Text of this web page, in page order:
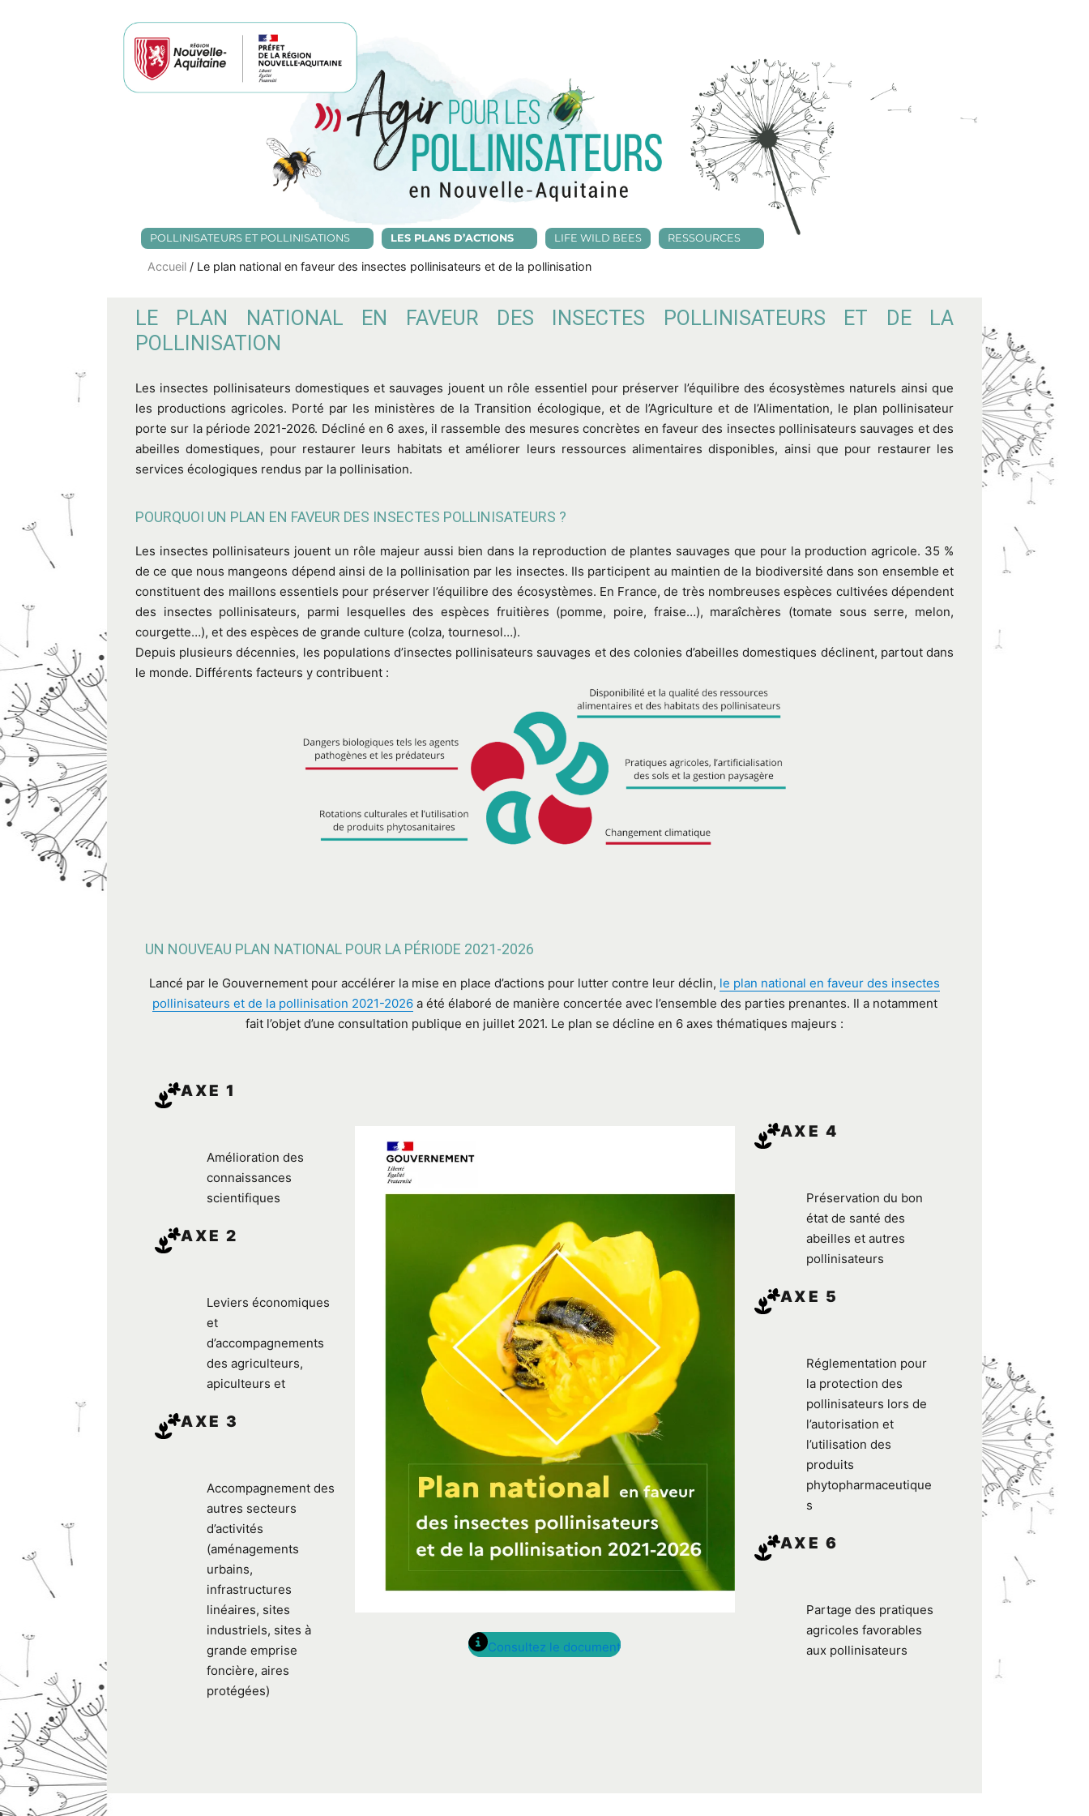
POLLINISATEURS ET POLLINISATIONS LES PLANS D’ACTIONS LIFE WILD BEES RESSOURCES
Accueil / Le plan national en faveur des insectes pollinisateurs et de la pollinisation
LE PLAN NATIONAL EN FAVEUR DES INSECTES POLLINISATEURS ET DE LA
POLLINISATION
Les insectes pollinisateurs domestiques et sauvages jouent un rôle essentiel pour préserver l’équilibre des écosystèmes naturels ainsi que
les productions agricoles. Porté par les ministères de la Transition écologique, et de l’Agriculture et de l’Alimentation, le plan pollinisateur
porte sur la période 2021-2026. Décliné en 6 axes, il rassemble des mesures concrètes en faveur des insectes pollinisateurs sauvages et des
abeilles domestiques, pour restaurer leurs habitats et améliorer leurs ressources alimentaires disponibles, ainsi que pour restaurer les
services écologiques rendus par la pollinisation.
POURQUOI UN PLAN EN FAVEUR DES INSECTES POLLINISATEURS ?
Les insectes pollinisateurs jouent un rôle majeur aussi bien dans la reproduction de plantes sauvages que pour la production agricole. 35 %
de ce que nous mangeons dépend ainsi de la pollinisation par les insectes. Ils participent au maintien de la biodiversité dans son ensemble et
constituent des maillons essentiels pour préserver l’équilibre des écosystèmes. En France, de très nombreuses espèces cultivées dépendent
des insectes pollinisateurs, parmi lesquelles des espèces fruitières (pomme, poire, fraise…), maraîchères (tomate sous serre, melon,
courgette…), et des espèces de grande culture (colza, tournesol…).
Depuis plusieurs décennies, les populations d’insectes pollinisateurs sauvages et des colonies d’abeilles domestiques déclinent, partout dans
le monde. Différents facteurs y contribuent :
UN NOUVEAU PLAN NATIONAL POUR LA PÉRIODE 2021-2026
Lancé par le Gouvernement pour accélérer la mise en place d’actions pour lutter contre leur déclin, le plan national en faveur des insectes
pollinisateurs et de la pollinisation 2021-2026a été élaboré de manière concertée avec l’ensemble des parties prenantes. Il a notamment
fait l’objet d’une consultation publique en juillet 2021. Le plan se décline en 6 axes thématiques majeurs :
AXE 1
Amélioration des
connaissances
scientifiques
AXE 2
Leviers économiques
et
d’accompagnements
des agriculteurs,
apiculteurs et
AXE 3
Accompagnement des
autres secteurs
d’activités
(aménagements
urbains,
infrastructures
linéaires, sites
industriels, sites à
grande emprise
foncière, aires
protégées)
Consultez le document
AXE 4
Préservation du bon
état de santé des
abeilles et autres
pollinisateurs
AXE 5
Réglementation pour
la protection des
pollinisateurs lors de
l’autorisation et
l’utilisation des
produits
phytopharmaceutique
s
AXE 6
Partage des pratiques
agricoles favorables
aux pollinisateurs